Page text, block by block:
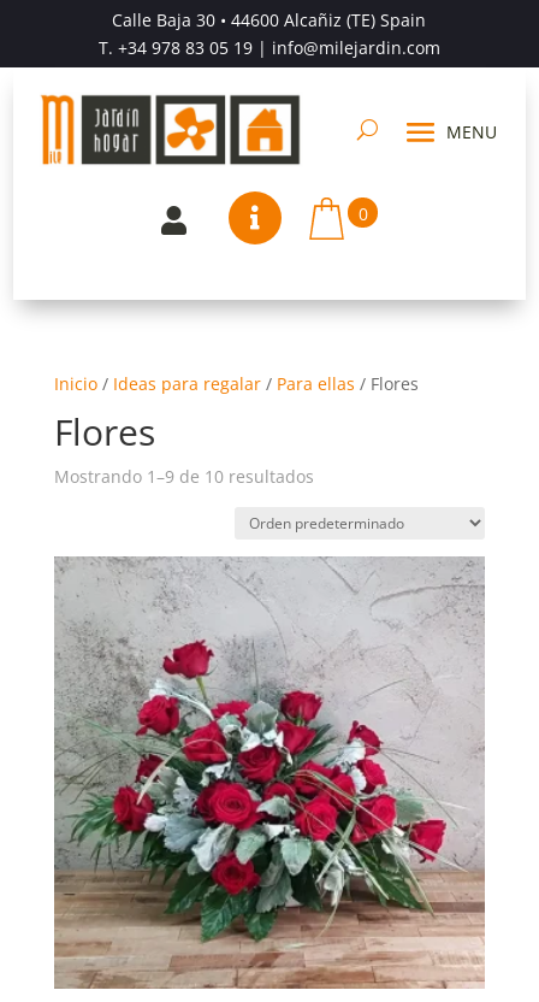
Calle Baja 30 • 44600 Alcañiz (TE) Spain
T. +34 978 83 05 19| info@milejardin.com
  0
Inicio/ Ideas para regalar/ Para ellas / Flores
Flores
Mostrando 1–9 de 10 resultados